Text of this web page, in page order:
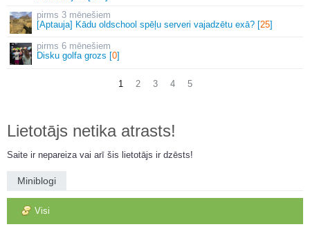
3 mēnešiem
[Aptauja] Kādu oldschool spēļu serveri vajadzētu exā? [25]
6 mēnešiem
Disku golfa grozs [0]
1 2 3 4 5
Lietotājs netika atrasts!
Saite ir nepareiza vai arī šis lietotājs ir dzēsts!
Miniblogi
Visi